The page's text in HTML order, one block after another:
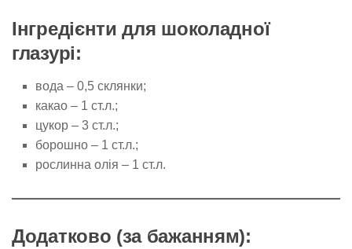
Інгредієнти для шоколадної
глазурі:
вода – 0,5 склянки;
какао – 1 ст.л.;
цукор – 3 ст.л.;
борошно – 1 ст.л.;
рослинна олія – 1 ст.л.
Додатково (за бажанням):